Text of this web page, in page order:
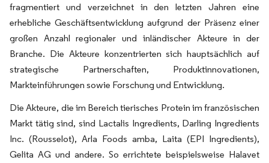
fragmentiert und verzeichnet in den letzten Jahren eine
erhebliche Geschäftsentwicklung aufgrund der Präsenz einer
großen Anzahl regionaler und inländischer Akteure in der
Branche. Die Akteure konzentrierten sich hauptsächlich auf
strategische Partnerschaften, Produktinnovationen,
Markteinführungen sowie Forschung und Entwicklung.
Die Akteure, die im Bereich tierisches Protein im französischen
Markt tätig sind, sind Lactalis Ingredients, Darling Ingredients
Inc. (Rousselot), Arla Foods amba, Laita (EPI Ingredients),
Gelita AG und andere. So errichtete beispielsweise Halavet